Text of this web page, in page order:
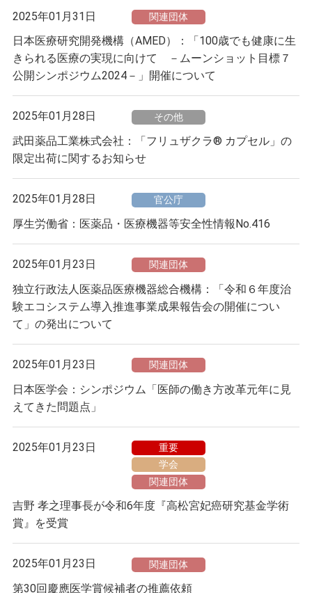
2025年01月31日 関連団体
日本医療研究開発機構（AMED）：「100歳でも健康に生
きられる医療の実現に向けて －ムーンショット目標７
公開シンポジウム2024－」開催について
2025年01月28日 その他
武田薬品工業株式会社：「フリュザクラ® カプセル」の
限定出荷に関するお知らせ
2025年01月28日 官公庁
厚生労働省：医薬品・医療機器等安全性情報No.416
2025年01月23日 関連団体
独立行政法人医薬品医療機器総合機構：「令和６年度治
験エコシステム導入推進事業成果報告会の開催につい
て」の発出について
2025年01月23日 関連団体
日本医学会：シンポジウム「医師の働き方改革元年に見
えてきた問題点」
2025年01月23日
重要
学会
関連団体
吉野 孝之理事長が令和6年度『高松宮妃癌研究基金学術
賞』を受賞
2025年01月23日 関連団体
第30回慶應医学賞候補者の推薦依頼